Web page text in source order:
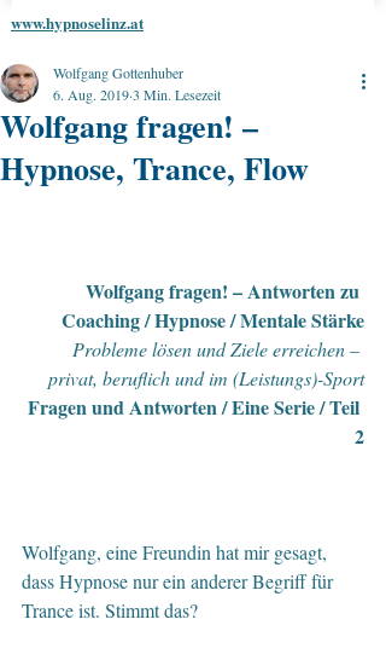
www.hypnoselinz.at
Wolfgang fragen! –
Hypnose, Trance, Flow
Wolfgang Gottenhuber
6. Aug. 20193 Min. Lesezeit
Wolfgang fragen! – Antworten zu
Coaching / Hypnose / Mentale Stärke
Probleme lösen und Ziele erreichen –
privat, beruflich und im (Leistungs)-Sport
Fragen und Antworten / Eine Serie / Teil
2
Wolfgang, eine Freundin hat mir gesagt,
dass Hypnose nur ein anderer Begriff für
Trance ist. Stimmt das?